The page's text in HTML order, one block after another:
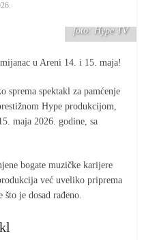
foto: Hype TV
u Areni 14. i 15. maja!
sprema spektakl za pamćenje
Hype produkcijom,
maja 2026. godine, sa
bogate muzičke karijere
već uveliko priprema
je dosad rađeno.